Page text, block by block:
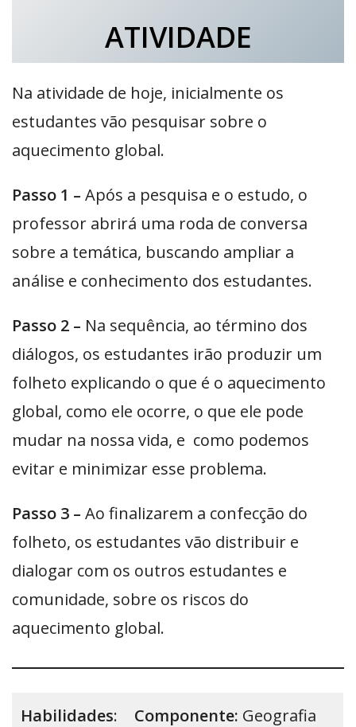
ATIVIDADE
Na atividade de hoje, inicialmente os
estudantes vão pesquisar sobre o
aquecimento global.
Passo 1 – Após a pesquisa e o estudo, o
professor abrirá uma roda de conversa
sobre a temática, buscando ampliar a
análise e conhecimento dos estudantes.
Passo 2 – Na sequência, ao término dos
diálogos, os estudantes irão produzir um
folheto explicando o que é o aquecimento
global, como ele ocorre, o que ele pode
mudar na nossa vida, e como podemos
evitar e minimizar esse problema.
Passo 3 – Ao finalizarem a confecção do
folheto, os estudantes vão distribuir e
dialogar com os outros estudantes e
comunidade, sobre os riscos do
aquecimento global.
Habilidades: Componente: Geografia